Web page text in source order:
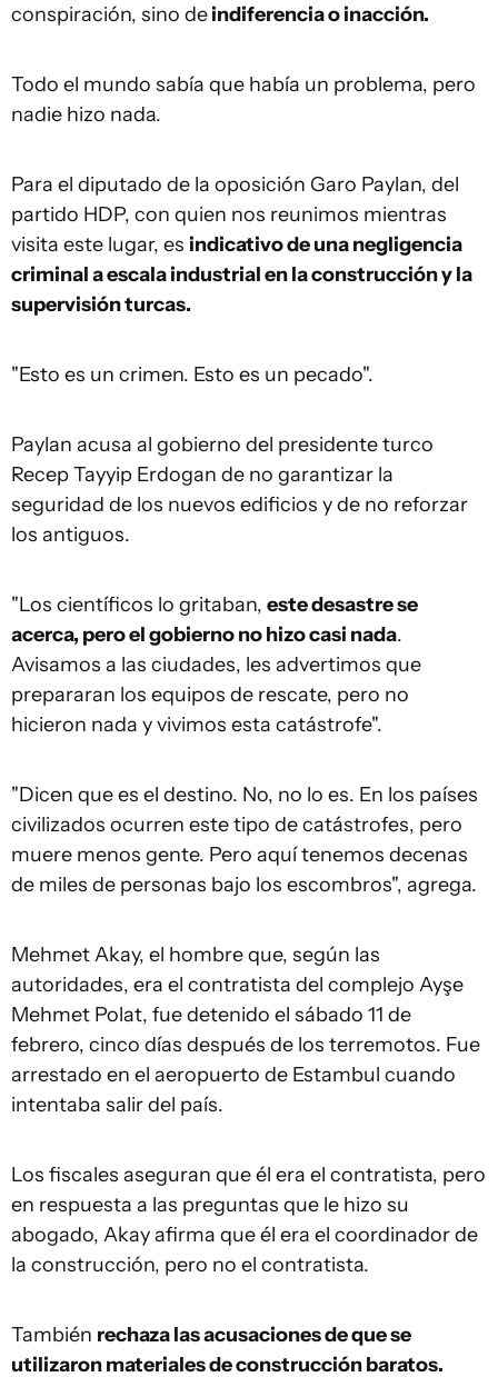
conspiración, sino deindiferencia o inacción.
Todo el mundo sabía que había un problema, pero
nadie hizo nada.
Para el diputado de la oposición Garo Paylan, del
partido HDP, con quien nos reunimos mientras
visita este lugar, es indicativo de una negligencia
criminal a escala industrial en la construcción y la
supervisión turcas.
"Esto es un crimen. Esto es un pecado".
Paylan acusa al gobierno del presidente turco
Recep Tayyip Erdogan de no garantizar la
seguridad de los nuevos edificios y de no reforzar
los antiguos.
"Los científicos lo gritaban, este desastre se
acerca, pero el gobierno no hizo casi nada.
Avisamos a las ciudades, les advertimos que
prepararan los equipos de rescate, pero no
hicieron nada y vivimos esta catástrofe".
"Dicen que es el destino. No, no lo es. En los países
civilizados ocurren este tipo de catástrofes, pero
muere menos gente. Pero aquí tenemos decenas
de miles de personas bajo los escombros", agrega.
Mehmet Akay, el hombre que, según las
autoridades, era el contratista del complejo Ayşe
Mehmet Polat, fue detenido el sábado 11 de
febrero, cinco días después de los terremotos. Fue
arrestado en el aeropuerto de Estambul cuando
intentaba salir del país.
Los fiscales aseguran que él era el contratista, pero
en respuesta a las preguntas que le hizo su
abogado, Akay afirma que él era el coordinador de
la construcción, pero no el contratista.
También rechaza las acusaciones de que se
utilizaron materiales de construcción baratos.